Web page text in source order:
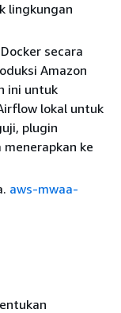
lingkungan
secara
Amazon
ini untuk
lokal untuk
plugin
ke
aws-mwaa-